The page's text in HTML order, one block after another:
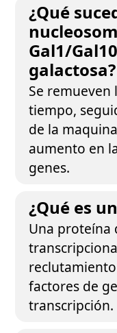
¿Qué
Gal1/
galactosa?
Se remueven
tiempo,
de la
aumento en
genes.
¿Qué es
Una proteína
factores de
transcripción.